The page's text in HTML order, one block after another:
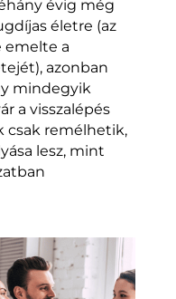
évig még
életre (az
emelte a
azonban
mindegyik
a visszalépés
csak remélhetik,
lesz, mint